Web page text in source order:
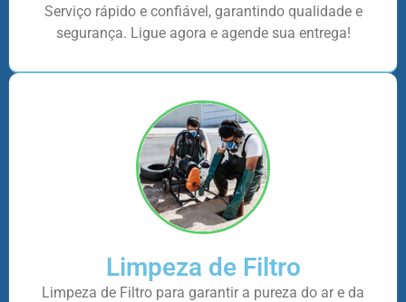
Serviço rápido e confiável, garantindo qualidade e
segurança. Ligue agora e agende sua entrega!
Limpeza de Filtro
Limpeza de Filtro para garantir a pureza do ar e da